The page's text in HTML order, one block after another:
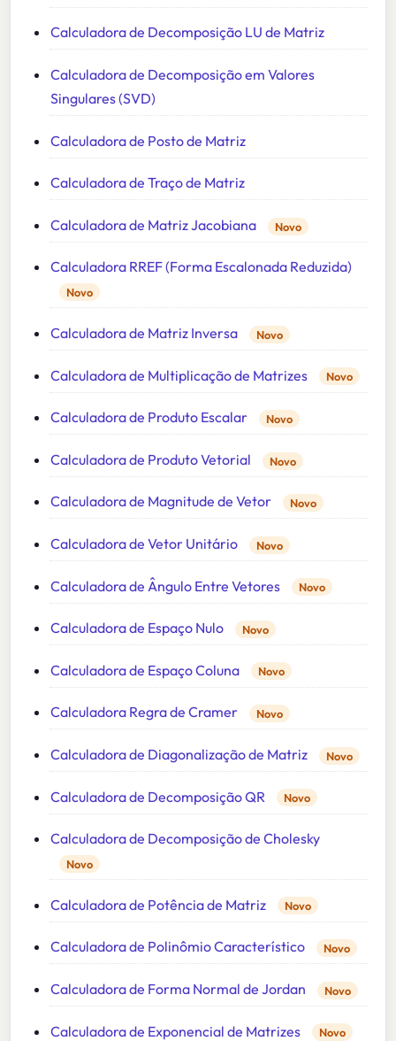
Calculadora de Decomposição LU de Matriz
Calculadora de Decomposição em Valores
Singulares (SVD)
Calculadora de Posto de Matriz
Calculadora de Traço de Matriz
Calculadora de Matriz Jacobiana Novo
Calculadora RREF (Forma Escalonada Reduzida)
Novo
Calculadora de Matriz Inversa Novo
Calculadora de Multiplicação de Matrizes Novo
Calculadora de Produto Escalar Novo
Calculadora de Produto Vetorial Novo
Calculadora de Magnitude de Vetor Novo
Calculadora de Vetor Unitário Novo
Calculadora de Ângulo Entre Vetores Novo
Calculadora de Espaço Nulo Novo
Calculadora de Espaço Coluna Novo
Calculadora Regra de Cramer Novo
Calculadora de Diagonalização de Matriz Novo
Calculadora de Decomposição QR Novo
Calculadora de Decomposição de Cholesky
Novo
Calculadora de Potência de Matriz Novo
Calculadora de Polinômio Característico Novo
Calculadora de Forma Normal de Jordan Novo
Calculadora de Exponencial de Matrizes Novo